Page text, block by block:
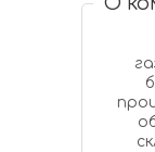
производить 660м3
объема